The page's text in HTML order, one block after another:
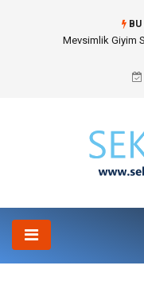
BU
Hansgrohe Ankastre